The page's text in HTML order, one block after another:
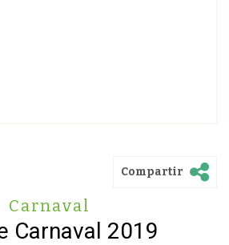
Compartir
Carnaval
Carnaval 2019